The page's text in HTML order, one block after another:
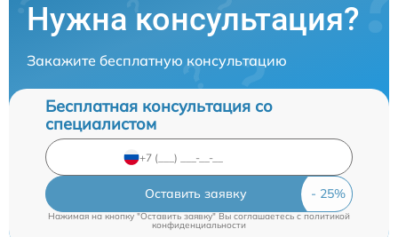
Нужна консультация?
Закажите бесплатную консультацию
Бесплатная консультация со
специалистом
Оставить заявку
Нажимая на кнопку "Оставить заявку" Вы соглашаетесь c политикой
конфиденциальности